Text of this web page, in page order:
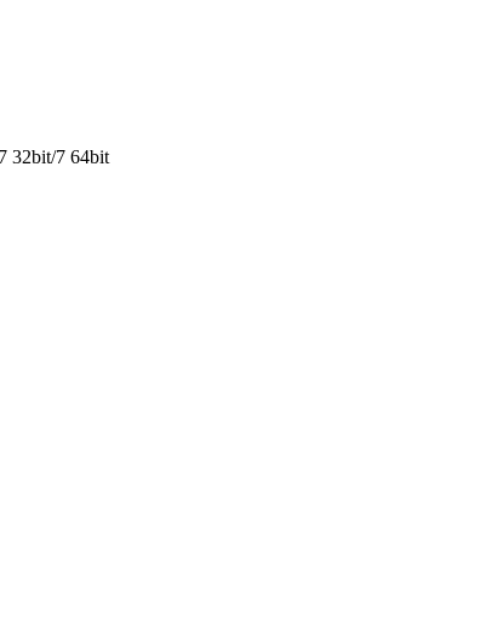
32bit/7 64bit